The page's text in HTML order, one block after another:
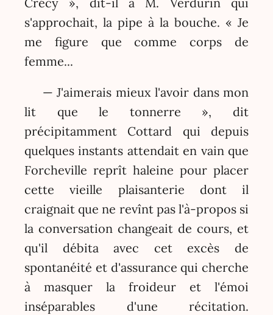
s'approchait, la pipe à la bouche. « Je
me figure que comme corps de
femme...
— J'aimerais mieux l'avoir dans mon
lit que le tonnerre », dit
précipitamment Cottard qui depuis
quelques instants attendait en vain que
Forcheville reprît haleine pour placer
cette vieille plaisanterie dont il
craignait que ne revînt pas l'à-propos si
la conversation changeait de cours, et
qu'il débita avec cet excès de
spontanéité et d'assurance qui cherche
à masquer la froideur et l'émoi
inséparables d'une récitation.